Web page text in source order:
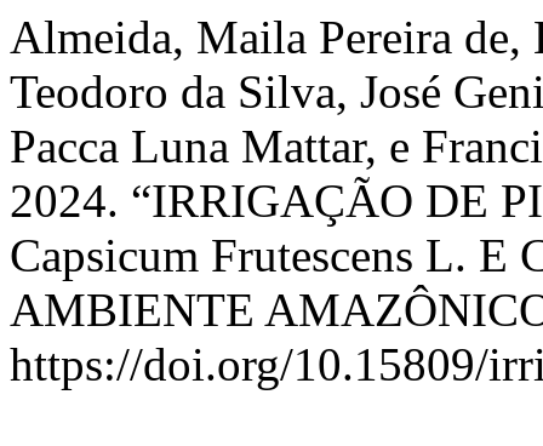
Almeida, Maila Pereira de,
Teodoro da Silva, José
Pacca Luna Mattar, e
2024. “IRRIGAÇÃO DE
Capsicum Frutescens L. E
AMBIENTE
https://doi.org/10.15809/